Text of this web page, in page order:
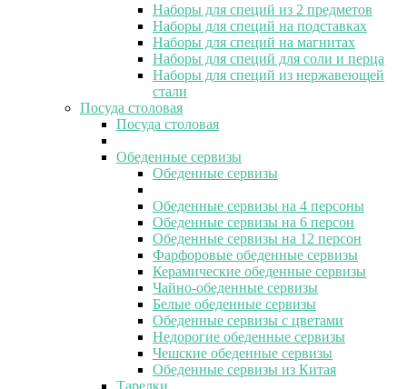
Наборы для специй из 2 предметов
Наборы для специй на подставках
Наборы для специй на магнитах
Наборы для специй для соли и перца
Наборы для специй из нержавеющей
стали
Посуда столовая
Посуда столовая
Обеденные сервизы
Обеденные сервизы
Обеденные сервизы на 4 персоны
Обеденные сервизы на 6 персон
Обеденные сервизы на 12 персон
Фарфоровые обеденные сервизы
Керамические обеденные сервизы
Чайно-обеденные сервизы
Белые обеденные сервизы
Обеденные сервизы с цветами
Недорогие обеденные сервизы
Чешские обеденные сервизы
Обеденные сервизы из Китая
Тарелки